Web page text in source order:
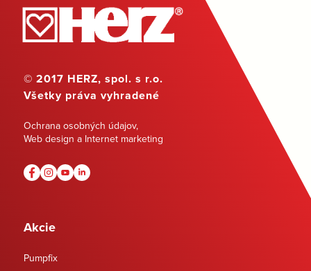
© 2017 HERZ, spol. s r.o.
Všetky práva vyhradené
Ochrana osobných údajov,
Web design a Internet marketing
Akcie
Pumpfix